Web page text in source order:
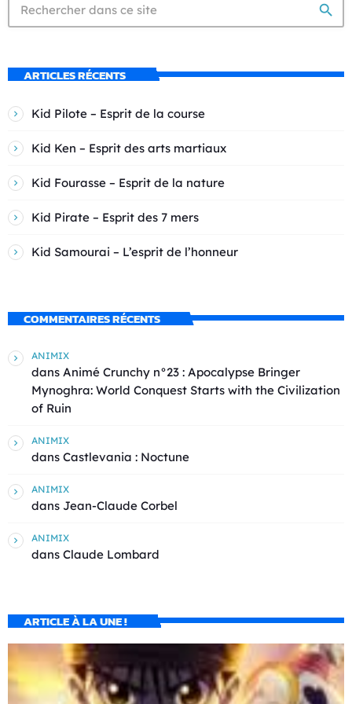
search
ARTICLES RÉCENTS
Kid Pilote – Esprit de la course
Kid Ken – Esprit des arts martiaux
Kid Fourasse – Esprit de la nature
Kid Pirate – Esprit des 7 mers
Kid Samourai – L’esprit de l’honneur
COMMENTAIRES RÉCENTS
ANIMIX
dans Animé Crunchy n°23 : Apocalypse Bringer
Mynoghra: World Conquest Starts with the Civilization
of Ruin
ANIMIX
dans Castlevania : Noctune
ANIMIX
dans Jean-Claude Corbel
ANIMIX
dans Claude Lombard
ARTICLE À LA UNE !